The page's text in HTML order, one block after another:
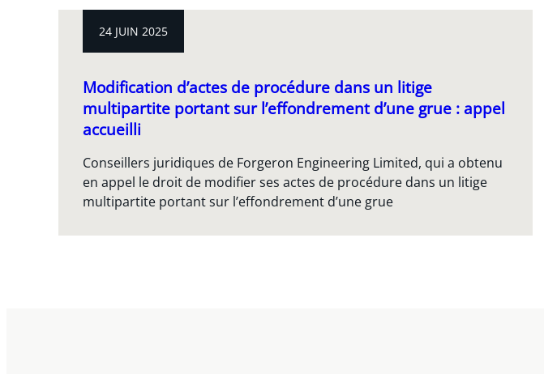
24 JUIN 2025
Modification d’actes de procédure dans un litige
multipartite portant sur l’effondrement d’une grue : appel
accueilli
Conseillers juridiques de Forgeron Engineering Limited, qui a obtenu
en appel le droit de modifier ses actes de procédure dans un litige
multipartite portant sur l’effondrement d’une grue